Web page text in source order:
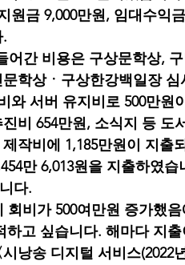
원금 9,000만원, 임대수익
어간 비용은 구상문학상,
학상ㆍ구상한강백일장
와 서버 유지비로 500만원
비 654만원, 소식지 등 도
작비에 1,185만원이 지출
만 6,013원을 지출하였
다.
회비가 500여만원 증가했
하고 싶습니다. 해마다 지
낭송 디지털 서비스(2022